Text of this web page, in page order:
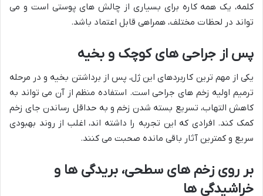
کلمه، یک همه کاره برای بسیاری از چالش های پوستی است و می
تواند در لحظات مختلف، همراهی قابل اعتماد باشد.
پس از جراحی های کوچک و بخیه
یکی از مهم ترین کاربردهای این ژل، پس از برداشتن بخیه و در مرحله
ترمیم اولیه زخم های جراحی است. استفاده منظم از آن می تواند به
کاهش التهاب، تسریع بسته شدن زخم و به حداقل رساندن جای زخم
کمک کند. افرادی که این تجربه را داشته اند، اغلب از روند بهبودی
سریع و کمترین آثار باقی مانده صحبت می کنند.
بر روی زخم های سطحی، بریدگی ها و
خراشیدگی ها